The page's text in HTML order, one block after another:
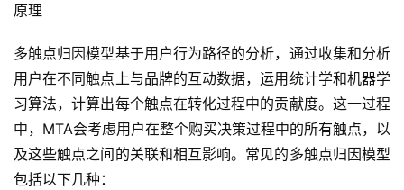
原理
多触点归因模型基于用户行为路径的分析，通过收集和分析
用户在不同触点上与品牌的互动数据，运用统计学和机器学
习算法，计算出每个触点在转化过程中的贡献度。这一过程
中，MTA会考虑用户在整个购买决策过程中的所有触点，以
及这些触点之间的关联和相互影响。常见的多触点归因模型
包括以下几种：